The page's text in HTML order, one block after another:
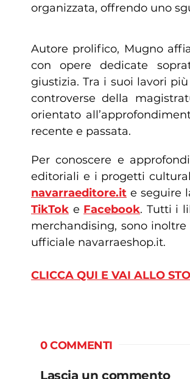
organizzata, offrendo uno
Autore prolifico, Mugno
con opere dedicate
giustizia. Tra i suoi lavori
controverse della
orientato
recente e passata.
Per conoscere e
editoriali e i progetti
navarraeditore.it e seguire
TikTok e Facebook. Tutti i
merchandising, sono
ufficiale navarraeshop.it.
CLICCA QUI E VAI ALLO
0 COMMENTI
Lascia un commento